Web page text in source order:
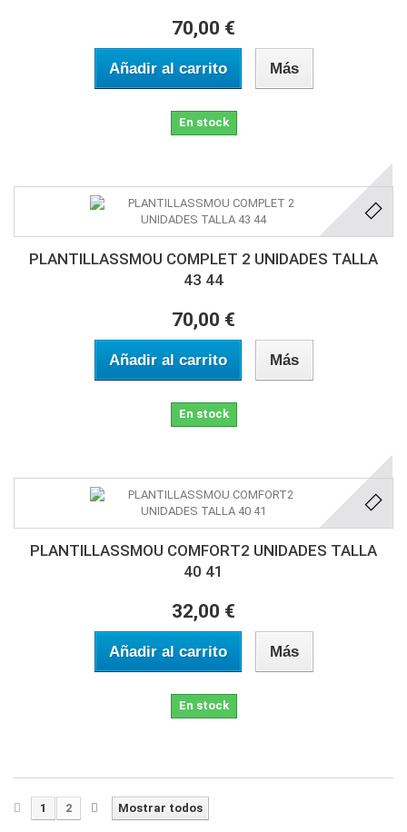
70,00 €
Añadir al carrito Más
En stock
PLANTILLASSMOU COMPLET 2 UNIDADES TALLA
43 44
70,00 €
Añadir al carrito Más
En stock
PLANTILLASSMOU COMFORT2 UNIDADES TALLA
40 41
32,00 €
Añadir al carrito Más
En stock
Mostrar todos
1 2